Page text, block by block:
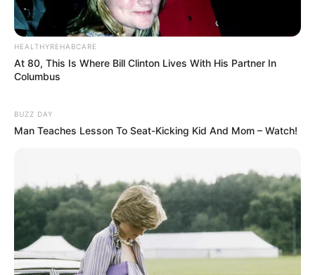
penulis artikel ini
Balas
TULIS KOMENTAR
HEALTHYREHABCARE
At 80, This Is Where Bill Clinton Lives With His Partner In
Columbus
BUZZ DAY
Man Teaches Lesson To Seat-Kicking Kid And Mom – Watch!